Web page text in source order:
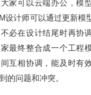
家可以云端办公，模
设计师可以通过更新模
必在设计结尾时再协
最终整合成一个工程
互相协调，能及时有
的问题和冲突。